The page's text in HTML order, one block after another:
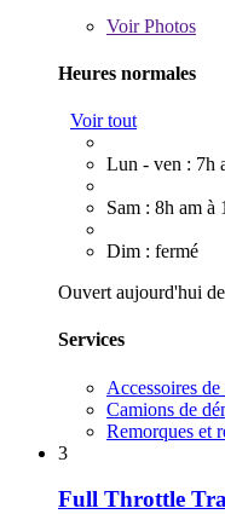
VoirPhotos
Heures normales
Voir tout
Lun - ven : 7h
Sam : 8h am à
Dim : fermé
Ouvert aujourd'hui
Services
Accessoires
Camions de
Remorques et
3
Full Throttle